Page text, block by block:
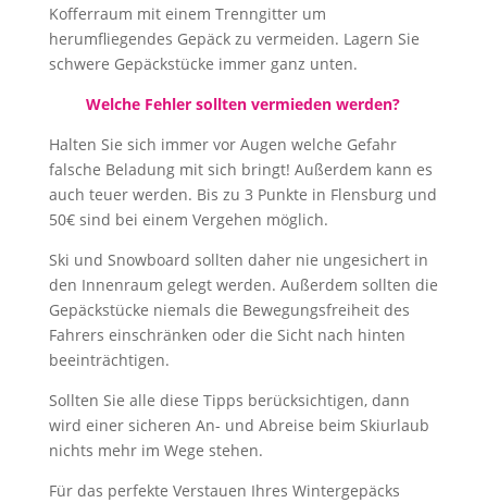
Kofferraum mit einem Trenngitter um
herumfliegendes Gepäck zu vermeiden. Lagern Sie
schwere Gepäckstücke immer ganz unten.
Welche Fehler sollten vermieden werden?
Halten Sie sich immer vor Augen welche Gefahr
falsche Beladung mit sich bringt! Außerdem kann es
auch teuer werden. Bis zu 3 Punkte in Flensburg und
50€ sind bei einem Vergehen möglich.
Ski und Snowboard sollten daher nie ungesichert in
den Innenraum gelegt werden. Außerdem sollten die
Gepäckstücke niemals die Bewegungsfreiheit des
Fahrers einschränken oder die Sicht nach hinten
beeinträchtigen.
Sollten Sie alle diese Tipps berücksichtigen, dann
wird einer sicheren An- und Abreise beim Skiurlaub
nichts mehr im Wege stehen.
Für das perfekte Verstauen Ihres Wintergepäcks